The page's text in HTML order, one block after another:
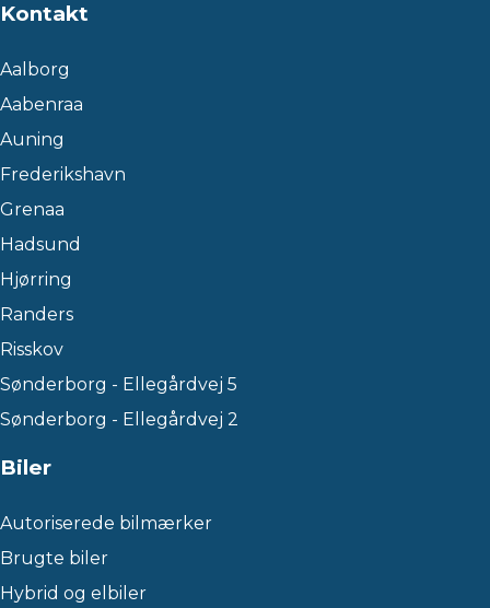
Kontakt
Aalborg
Aabenraa
Auning
Frederikshavn
Grenaa
Hadsund
Hjørring
Randers
Risskov
Sønderborg - Ellegårdvej 5
Sønderborg - Ellegårdvej 2
Biler
Autoriserede bilmærker
Brugte biler
Hybrid og elbiler